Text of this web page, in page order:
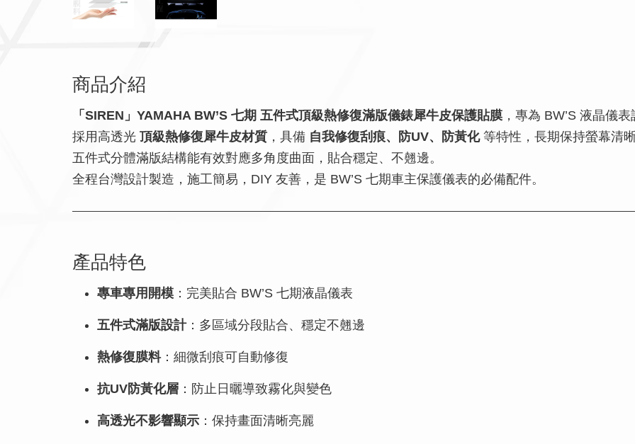
商品介紹
「SIREN」YAMAHA BW’S 七期 五件式頂級熱修復滿版儀錶犀牛皮保護貼膜 ，專為 BW’S 液晶儀
採用高透光 頂級熱修復犀牛皮材質 ，具備 自我修復刮痕、防UV、防黃化等特性，長期保持螢幕清晰
五件式分體滿版結構能有效對應多角度曲面，貼合穩定、不翹邊。
全程台灣設計製造，施工簡易，DIY 友善，是 BW’S 七期車主保護儀表的必備配件。
產品特色
專車專用開模 ：完美貼合 BW’S 七期液晶儀表
五件式滿版設計：多區域分段貼合、穩定不翹邊
熱修復膜料：細微刮痕可自動修復
抗UV防黃化層 ：防止日曬導致霧化與變色
高透光不影響顯示 ：保持畫面清晰亮麗